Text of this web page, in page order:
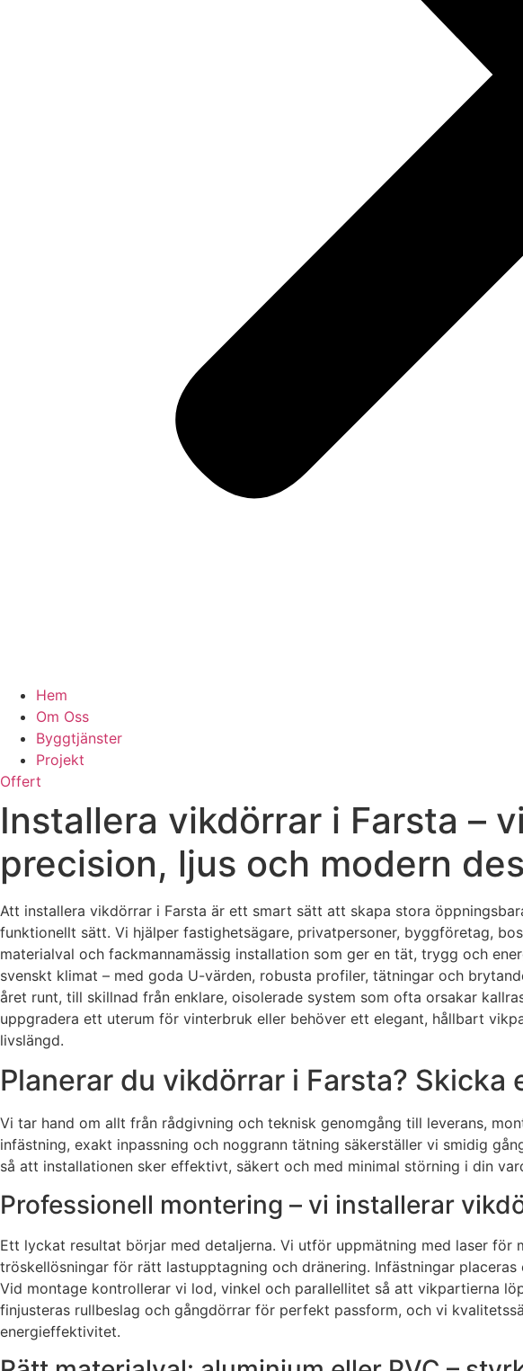
Hem
Om Oss
Byggtjänster
Projekt
Offert
Installera vikdörrar i Farsta –
precision, ljus och modern
Att installera vikdörrar i Farsta är ett smart sätt att skapa stora
funktionellt sätt. Vi hjälper fastighetsägare, privatpersoner, byggföretag,
materialval och fackmannamässig installation som ger en tät, trygg och
svenskt klimat – med goda U-värden, robusta profiler, tätningar och
året runt, till skillnad från enklare, oisolerade system som ofta orsakar
uppgradera ett uterum för vinterbruk eller behöver ett elegant, hållbart
livslängd.
Planerar du vikdörrar i Farsta?
Vi tar hand om allt från rådgivning och teknisk genomgång till leverans,
infästning, exakt inpassning och noggrann tätning säkerställer vi smidig
så att installationen sker effektivt, säkert och med minimal störning i din
Professionell montering – vi installerar
Ett lyckat resultat börjar med detaljerna. Vi utför uppmätning med laser
tröskellösningar för rätt lastupptagning och dränering. Infästningar
Vid montage kontrollerar vi lod, vinkel och parallellitet så att vikpartierna
finjusteras rullbeslag och gångdörrar för perfekt passform, och vi
energieffektivitet.